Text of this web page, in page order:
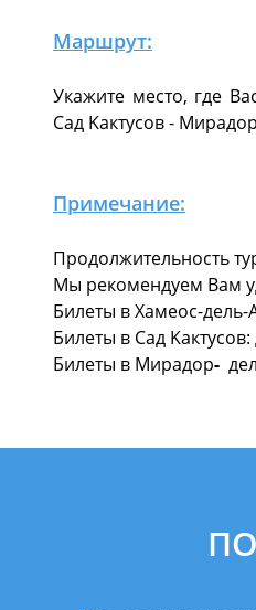
Маршрут:
Укажите место, где
Cад Kактусов -
Примечание:
Продолжительность
Мы рекомендуем Вам
Билеты в Хамеос-дель-
Билеты в Cад
Билеты в Мирадор-